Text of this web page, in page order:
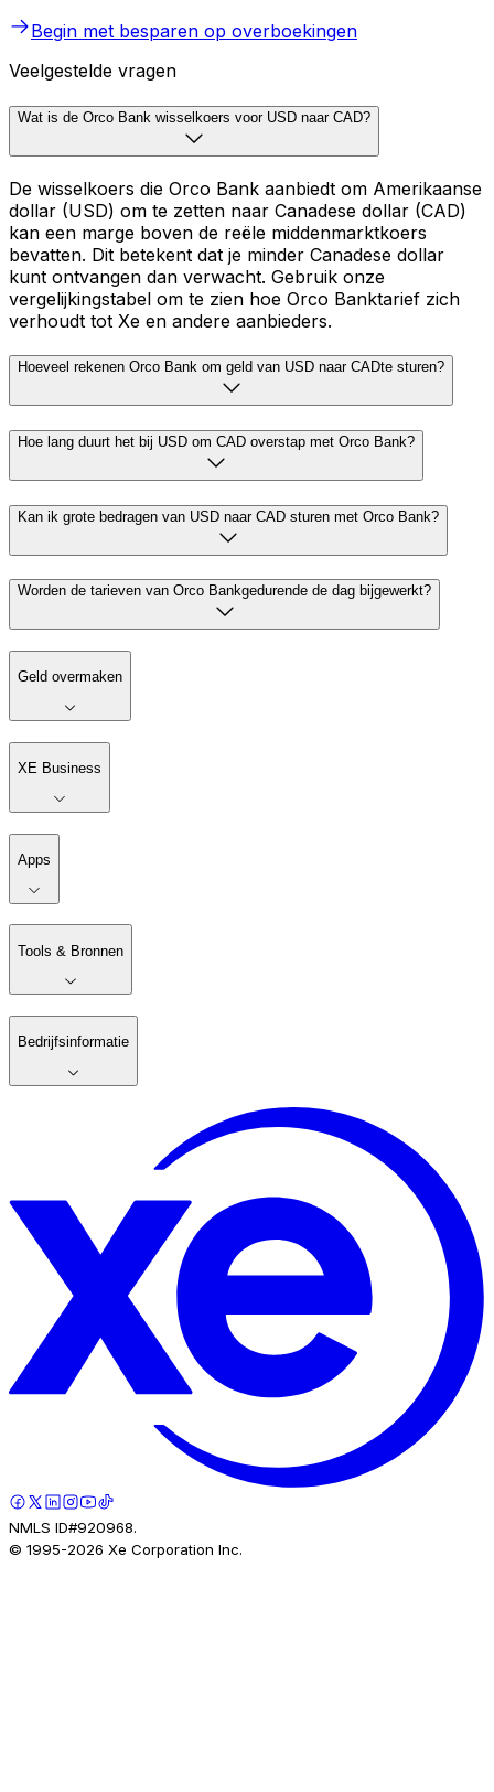
Begin met besparen op overboekingen
Veelgestelde vragen
Wat is de Orco Bank wisselkoers voor USD naar CAD?
De wisselkoers die Orco Bank aanbiedt om Amerikaanse
dollar (USD) om te zetten naar Canadese dollar (CAD)
kan een marge boven de reële middenmarktkoers
bevatten. Dit betekent dat je minder Canadese dollar
kunt ontvangen dan verwacht. Gebruik onze
vergelijkingstabel om te zien hoe Orco Banktarief zich
verhoudt tot Xe en andere aanbieders.
Hoeveel rekenen Orco Bank om geld van USD naar CADte sturen?
Hoe lang duurt het bij USD om CAD overstap met Orco Bank?
Kan ik grote bedragen van USD naar CAD sturen met Orco Bank?
Worden de tarieven van Orco Bankgedurende de dag bijgewerkt?
Geld overmaken
XE Business
Apps
Tools & Bronnen
Bedrijfsinformatie
NMLS ID#920968.
© 1995-2026 Xe Corporation Inc.